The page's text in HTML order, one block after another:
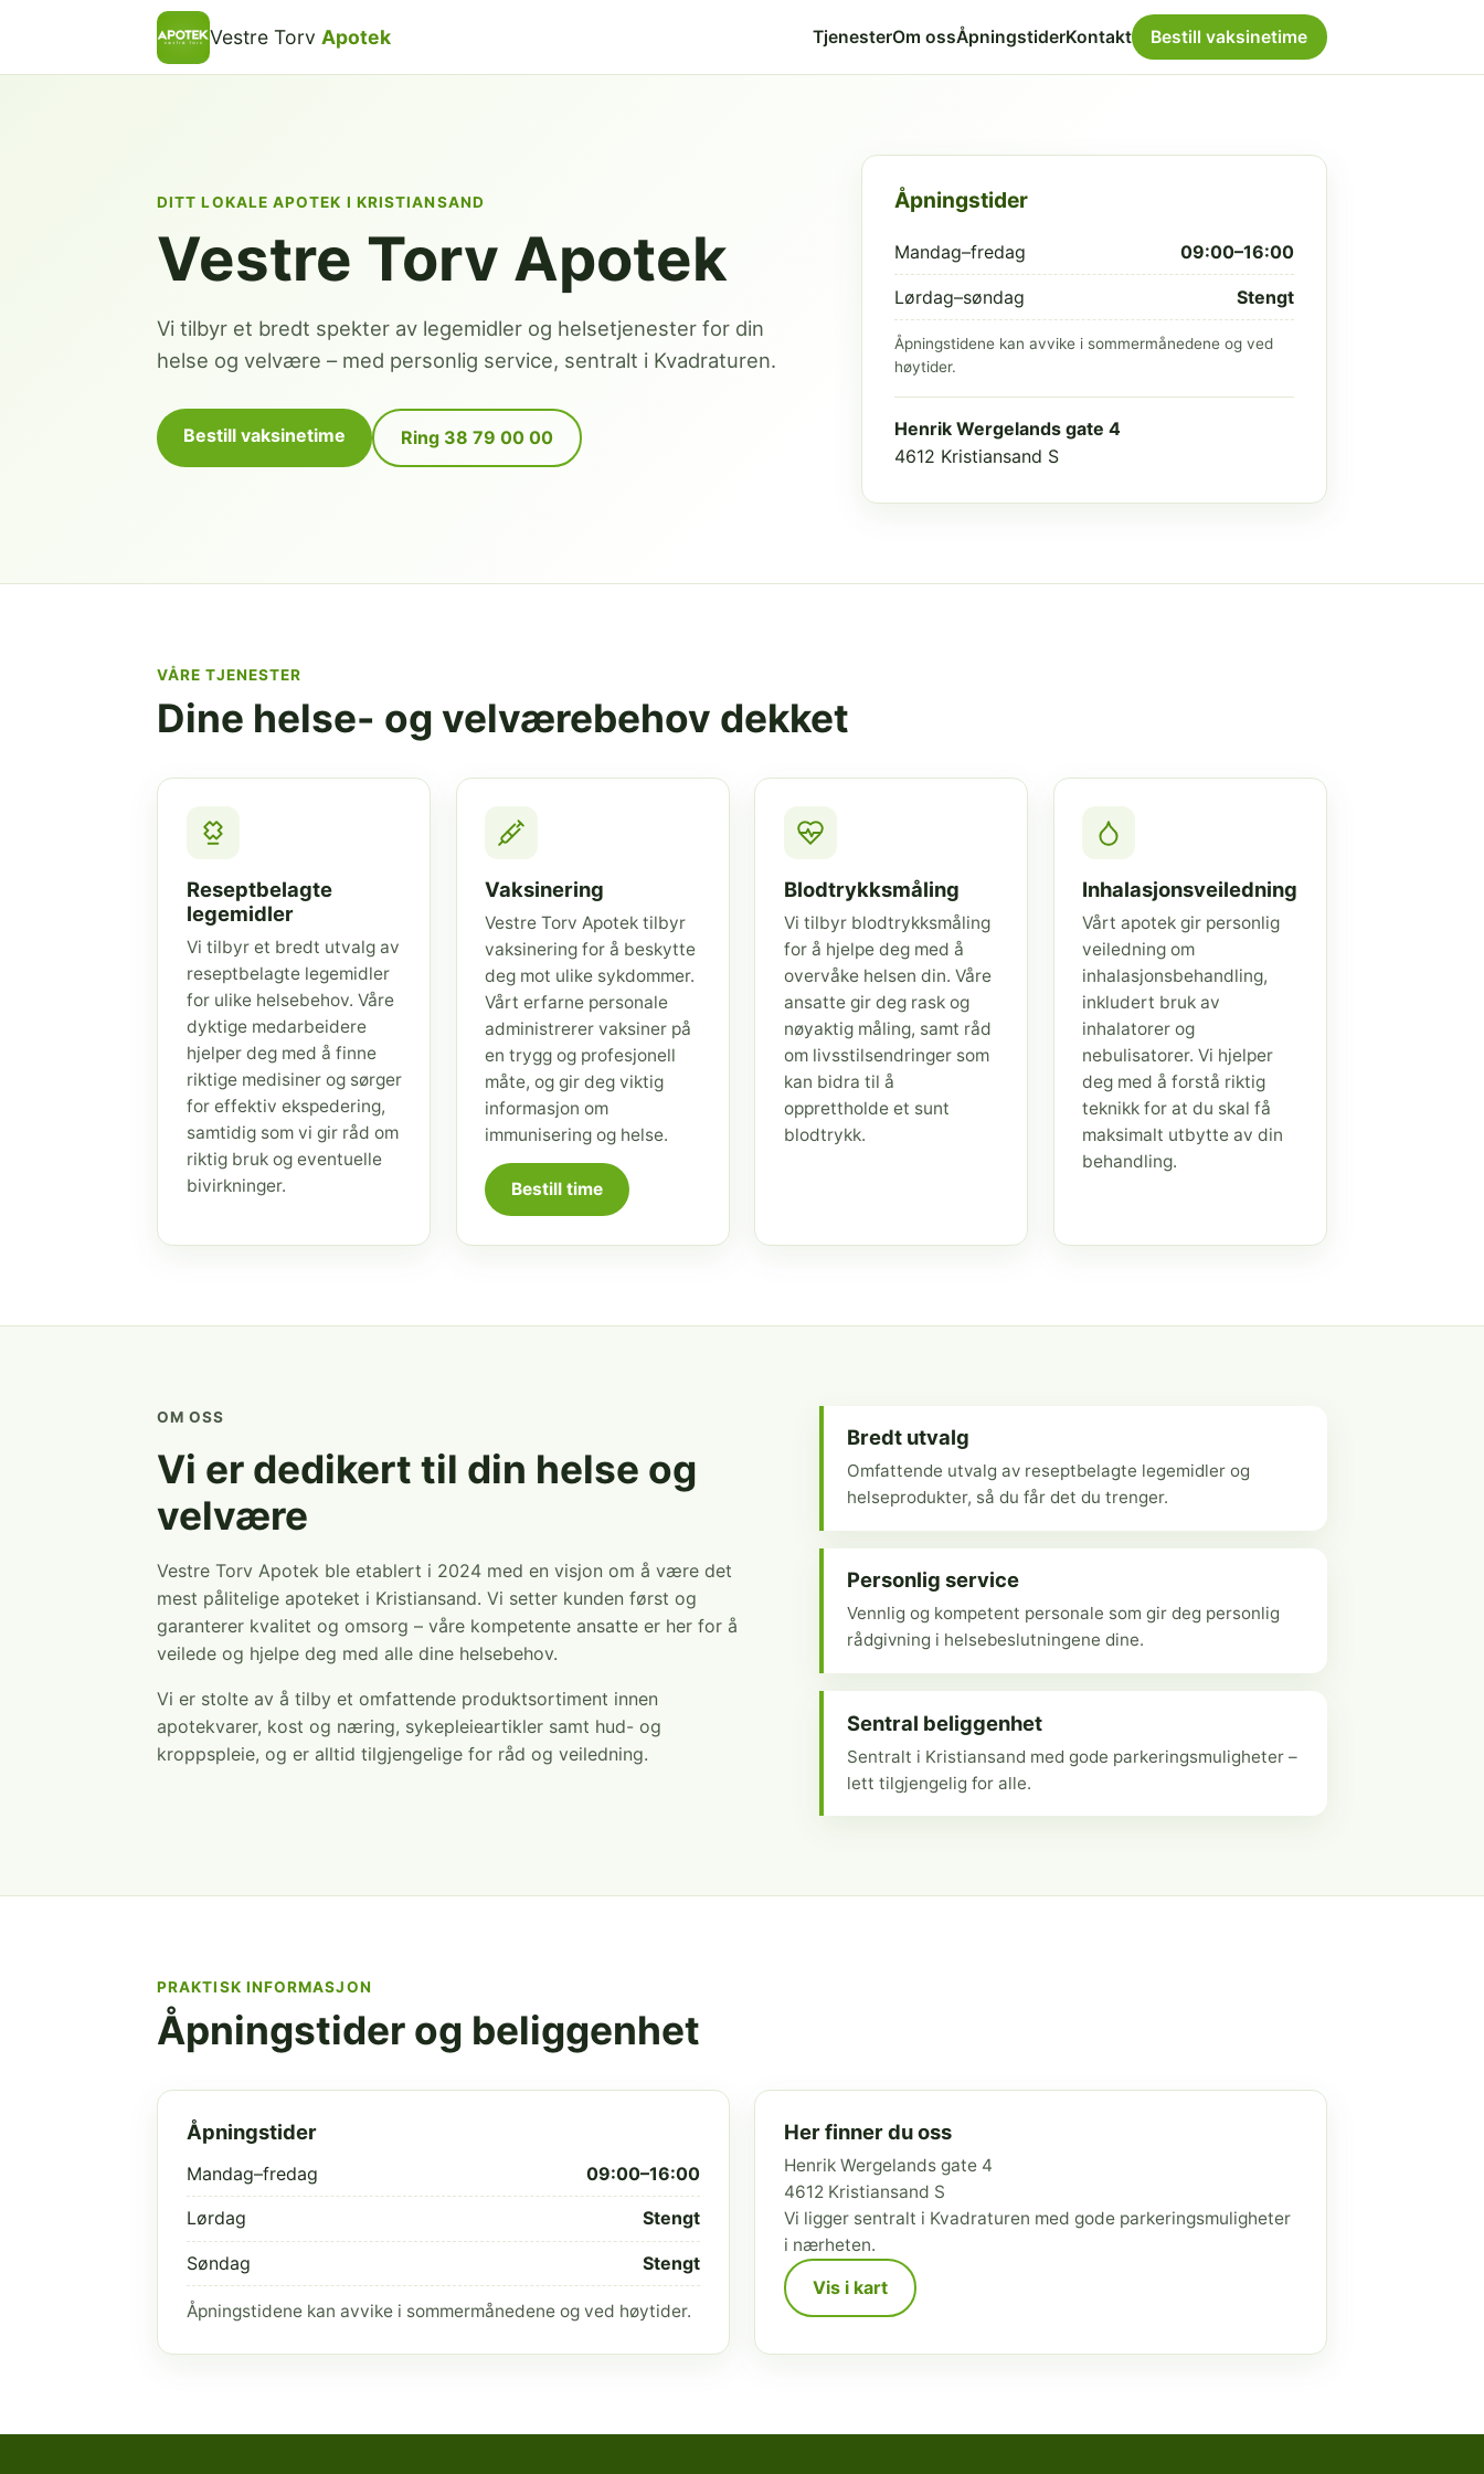
Vestre Torv Apotek TjenesterOm ossÅpningstiderKontakt Bestill vaksinetime
DITT LOKALE APOTEK I KRISTIANSAND
Vestre Torv Apotek
Vi tilbyr et bredt spekter av legemidler og helsetjenester for din
helse og velvære – med personlig service, sentralt i Kvadraturen.
Bestill vaksinetime Ring 38 79 00 00
Åpningstider
Mandag–fredag 09:00–16:00
Lørdag–søndag Stengt
Åpningstidene kan avvike i sommermånedene og ved
høytider.
Henrik Wergelands gate 4
4612 Kristiansand S
VÅRE TJENESTER
Dine helse- og velværebehov dekket
Reseptbelagte
legemidler
Vi tilbyr et bredt utvalg av
reseptbelagte legemidler
for ulike helsebehov. Våre
dyktige medarbeidere
hjelper deg med å finne
riktige medisiner og sørger
for effektiv ekspedering,
samtidig som vi gir råd om
riktig bruk og eventuelle
bivirkninger.
Vaksinering
Vestre Torv Apotek tilbyr
vaksinering for å beskytte
deg mot ulike sykdommer.
Vårt erfarne personale
administrerer vaksiner på
en trygg og profesjonell
måte, og gir deg viktig
informasjon om
immunisering og helse.
Bestill time
Blodtrykksmåling
Vi tilbyr blodtrykksmåling
for å hjelpe deg med å
overvåke helsen din. Våre
ansatte gir deg rask og
nøyaktig måling, samt råd
om livsstilsendringer som
kan bidra til å
opprettholde et sunt
blodtrykk.
Inhalasjonsveiledning
Vårt apotek gir personlig
veiledning om
inhalasjonsbehandling,
inkludert bruk av
inhalatorer og
nebulisatorer. Vi hjelper
deg med å forstå riktig
teknikk for at du skal få
maksimalt utbytte av din
behandling.
OM OSS
Vi er dedikert til din helse og
velvære
Vestre Torv Apotek ble etablert i 2024 med en visjon om å være det
mest pålitelige apoteket i Kristiansand. Vi setter kunden først og
garanterer kvalitet og omsorg – våre kompetente ansatte er her for å
veilede og hjelpe deg med alle dine helsebehov.
Vi er stolte av å tilby et omfattende produktsortiment innen
apotekvarer, kost og næring, sykepleieartikler samt hud- og
kroppspleie, og er alltid tilgjengelige for råd og veiledning.
Bredt utvalg
Omfattende utvalg av reseptbelagte legemidler og
helseprodukter, så du får det du trenger.
Personlig service
Vennlig og kompetent personale som gir deg personlig
rådgivning i helsebeslutningene dine.
Sentral beliggenhet
Sentralt i Kristiansand med gode parkeringsmuligheter –
lett tilgjengelig for alle.
PRAKTISK INFORMASJON
Åpningstider og beliggenhet
Åpningstider
Mandag–fredag 09:00–16:00
Lørdag Stengt
Søndag Stengt
Åpningstidene kan avvike i sommermånedene og ved høytider.
Her finner du oss
Henrik Wergelands gate 4
4612 Kristiansand S
Vi ligger sentralt i Kvadraturen med gode parkeringsmuligheter
i nærheten.
Vis i kart